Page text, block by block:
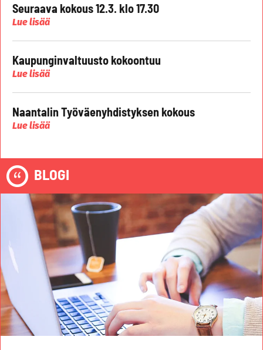
Seuraava kokous 12.3. klo 17.30
Lue lisää
Kaupunginvaltuusto kokoontuu
Lue lisää
Naantalin Työväenyhdistyksen kokous
Lue lisää
BLOGI